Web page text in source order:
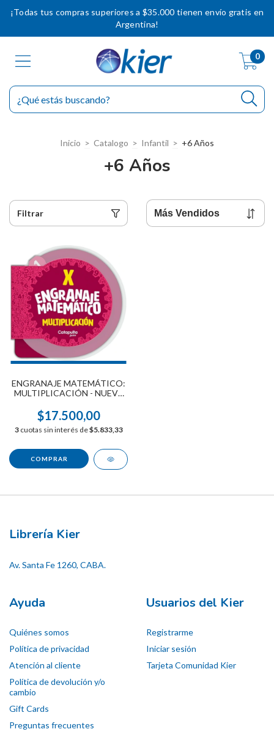
¡Todas tus compras superiores a $35.000 tienen envío gratis en
Argentina!
0
Inicio > Catalogo > Infantil > +6 Años
+6 Años
Filtrar
ENGRANAJE MATEMÁTICO:
MULTIPLICACIÓN - NUEVA
$17.500,00
3 cuotas sin interés de$5.833,33
Librería Kier
Av. Santa Fe 1260, CABA.
Ayuda
Quiénes somos
Política de privacidad
Atención al cliente
Política de devolución y/o
cambio
Gift Cards
Preguntas frecuentes
Usuarios del Kier
Registrarme
Iniciar sesión
Tarjeta Comunidad Kier